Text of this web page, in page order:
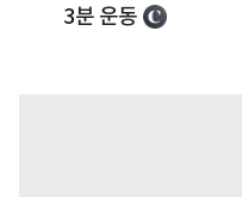
3분 운동